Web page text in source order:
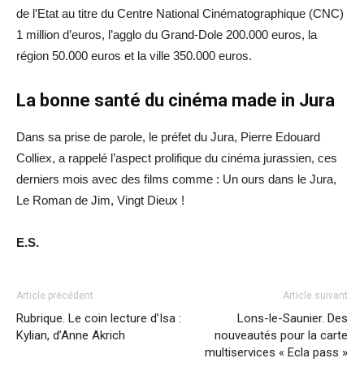
de l’Etat au titre du Centre National Cinématographique (CNC)
1 million d’euros, l’agglo du Grand-Dole 200.000 euros, la
région 50.000 euros et la ville 350.000 euros.
La bonne santé du cinéma made in Jura
Dans sa prise de parole, le préfet du Jura, Pierre Edouard
Colliex, a rappelé l’aspect prolifique du cinéma jurassien, ces
derniers mois avec des films comme : Un ours dans le Jura,
Le Roman de Jim, Vingt Dieux !
E.S.
Article précédent
Rubrique. Le coin lecture d’Isa :
Kylian, d’Anne Akrich
Article suivant
Lons-le-Saunier. Des
nouveautés pour la carte
multiservices « Ecla pass »